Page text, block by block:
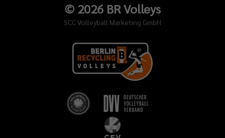
© 2026BR Volleys
SCC Volleyball Marketing GmbH